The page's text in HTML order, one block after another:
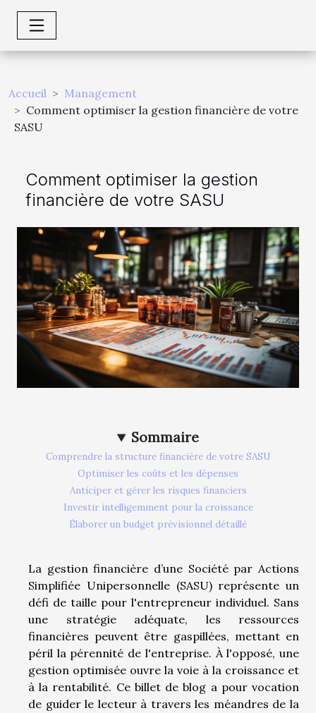
Accueil
Management
Comment optimiser la gestion financière de votre
SASU
Comment optimiser la gestion
financière de votre SASU
Sommaire
Comprendre la structure financière de votre SASU
Optimiser les coûts et les dépenses
Anticiper et gérer les risques financiers
Investir intelligemment pour la croissance
Élaborer un budget prévisionnel détaillé
La gestion financière d’une Société par Actions
Simplifiée Unipersonnelle (SASU) représente un
défi de taille pour l'entrepreneur individuel. Sans
une stratégie adéquate, les ressources
financières peuvent être gaspillées, mettant en
péril la pérennité de l'entreprise. À l'opposé, une
gestion optimisée ouvre la voie à la croissance et
à la rentabilité. Ce billet de blog a pour vocation
de guider le lecteur à travers les méandres de la